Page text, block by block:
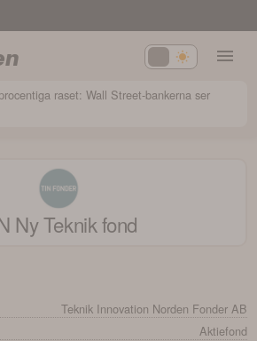
raset: Wall Street-bankerna ser
Ny Teknikfond
Teknik Innovation Norden Fonder AB
Aktiefond